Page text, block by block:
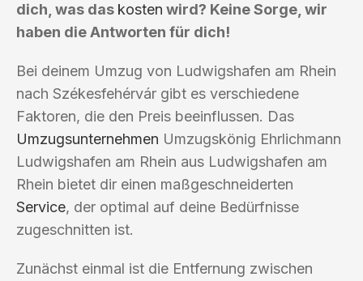
dich, was das kosten wird? Keine Sorge, wir
haben die Antworten für dich!
Bei deinem Umzug von Ludwigshafen am Rhein
nach Székesfehérvár gibt es verschiedene
Faktoren, die den Preis beeinflussen. Das
Umzugsunternehmen Umzugskönig Ehrlichmann
Ludwigshafen am Rhein aus Ludwigshafen am
Rhein bietet dir einen maßgeschneiderten
Service, der optimal auf deine Bedürfnisse
zugeschnitten ist.
Zunächst einmal ist die Entfernung zwischen